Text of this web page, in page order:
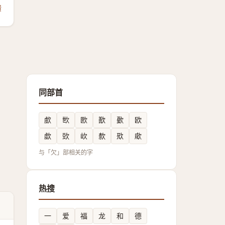
同部首
㱆 㰥 㰼 歚 㱊
欧
歔
㰯 㰞 歀 㰷 㰹
与「欠」部相关的字
热搜
一 爱 福 龙 和 德